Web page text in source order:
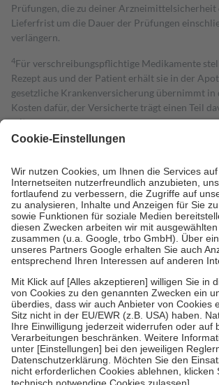
Prüfungen, die zu deiner Arzneimittelsicherheit
Lieferfrist um die Dauer der Prüfungen
verlängern.
4Für verschreibungspflichtige Medikamente
Rezept aus und der Patient erhält sie in der
gesetzliche Krankenversicherung übernimmt in
Kosten dafür, der Versicherte trägt einen Teil
mit.
Grundsätzlich leisten Mitglieder Zuzahlungen in
höchstens zehn Euro.
Es sind jedoch nie mehr
Kosten der Leistung zu entrichten.
Diese Regeln gelten grundsätzlich auch für
Bei Heilmitteln und häuslicher Krankenpflege
Zuzahlung zehn Prozent der Kosten sowie zehn
Verordnung.
Um das Engagement der Versicherten für ihre
stärken und die besondere Stellung der Familie
fallenkeine Zuzahlungenan bei:
• Kindern und Jugendlichen bis zum
mit Ausnahme der Fahrkosten
• Untersuchungen zur Vorsorge und
GKV getragen werden
• empfohlenen Schutzimpfungen
• Harn- und Blutteststreifen